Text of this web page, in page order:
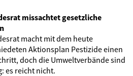
missachtet gesetzliche
macht mit dem heute
Aktionsplan Pestizide einen
doch die Umweltverbände sind
es reicht nicht.